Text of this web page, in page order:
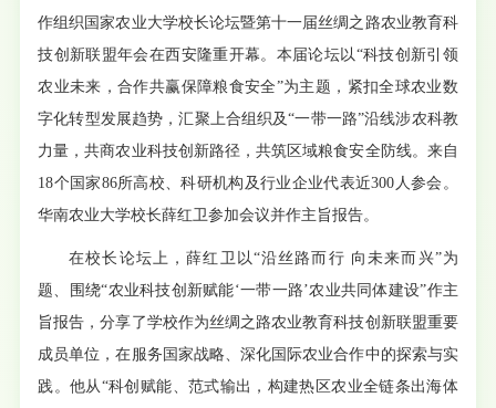
作组织国家农业大学校长论坛暨第十一届丝绸之路农业教育科
技创新联盟年会在西安隆重开幕。本届论坛以“科技创新引领
农业未来，合作共赢保障粮食安全”为主题，紧扣全球农业数
字化转型发展趋势，汇聚上合组织及“一带一路”沿线涉农科教
力量，共商农业科技创新路径，共筑区域粮食安全防线。来自
18个国家86所高校、科研机构及行业企业代表近300人参会。
华南农业大学校长薛红卫参加会议并作主旨报告。
在校长论坛上，薛红卫以“沿丝路而行 向未来而兴”为
题、围绕“农业科技创新赋能‘一带一路’农业共同体建设”作主
旨报告，分享了学校作为丝绸之路农业教育科技创新联盟重要
成员单位，在服务国家战略、深化国际农业合作中的探索与实
践。他从“科创赋能、范式输出，构建热区农业全链条出海体